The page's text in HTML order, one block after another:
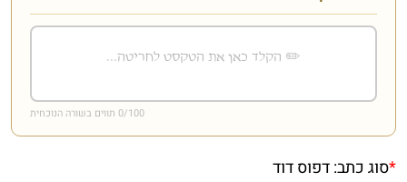
0/100 תווים בשורה הנוכחית
*סוג כתב:דפוס דוד